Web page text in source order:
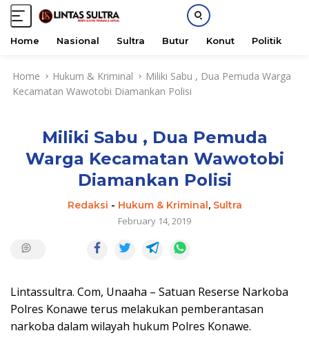
Home Nasional Sultra Butur Konut Politik
Home Hukum & Kriminal
Miliki Sabu , Dua Pemuda Warga
Kecamatan Wawotobi Diamankan Polisi
Miliki Sabu , Dua Pemuda
Warga Kecamatan Wawotobi
Diamankan Polisi
Redaksi - Hukum & Kriminal, Sultra
February 14, 2019
Lintassultra. Com, Unaaha – Satuan Reserse Narkoba
Polres Konawe terus melakukan pemberantasan
narkoba dalam wilayah hukum Polres Konawe.